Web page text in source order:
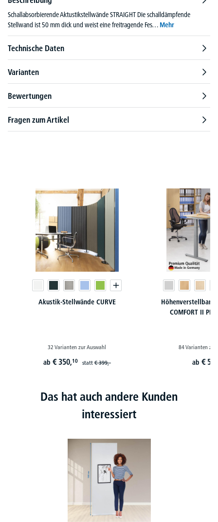
Schallabsorbierende Aktustikstellwände STRAIGHT Die schalldämpfende
Stellwand ist 50 mm dick und weist eine freitragende Fes… Mehr
Technische Daten
Varianten
Bewertungen
Fragen zum Artikel
Akustik-Stellwände CURVE
32 Varianten zur Auswahl
ab € 350,10 statt€ 399,-
Höhenverstellbare
COMFORT II
84 Varianten zur
ab€
Das hat auch andere Kunden
interessiert